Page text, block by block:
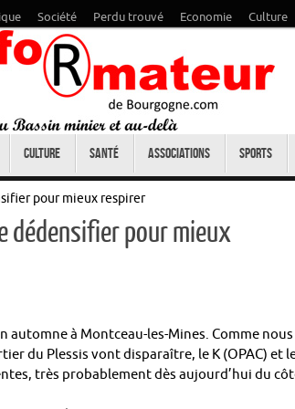
Société Perdu trouvé Economie Culture
Culture Santé Associations Sports
pour mieux respirer
dédensifier pour mieux
à Montceau-les-Mines. Comme nous
du Plessis vont disparaître, le K (OPAC) et
très probablement dès aujourd’hui du